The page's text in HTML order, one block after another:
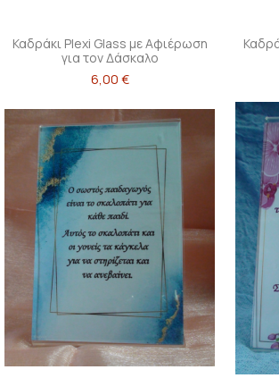
Καδράκι Plexi Glass με Αφιέρωση
για τον Δάσκαλο
6,00 €